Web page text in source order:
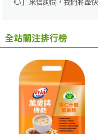
來信詢問，我們將盡
全站關注排行榜